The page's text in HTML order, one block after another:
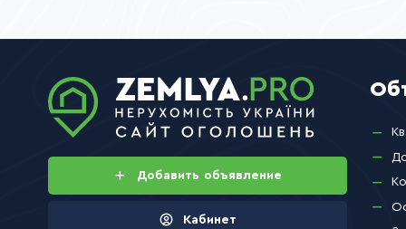
Добавить объявление
Кабинет